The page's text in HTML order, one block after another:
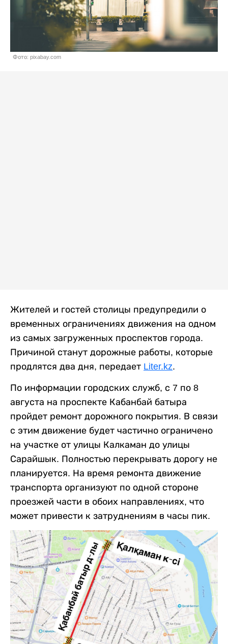
Фото: pixabay.com
Жителей и гостей столицы предупредили о
временных ограничениях движения на одном
из самых загруженных проспектов города.
Причиной станут дорожные работы, которые
продлятся два дня, передает Liter.kz.
По информации городских служб, с 7 по 8
августа на проспекте Кабанбай батыра
пройдет ремонт дорожного покрытия. В связи
с этим движение будет частично ограничено
на участке от улицы Калкаман до улицы
Сарайшык. Полностью перекрывать дорогу не
планируется. На время ремонта движение
транспорта организуют по одной стороне
проезжей части в обоих направлениях, что
может привести к затруднениям в часы пик.